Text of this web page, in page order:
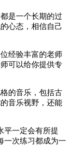
是一个长期的过
心态，相信自己
经验丰富的老师
可以给你提供专
的音乐，包括古
音乐视野，还能
平一定会有所提
一次练习都成为一